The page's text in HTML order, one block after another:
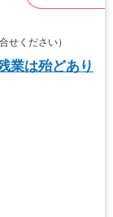
ください）
業は殆どあり